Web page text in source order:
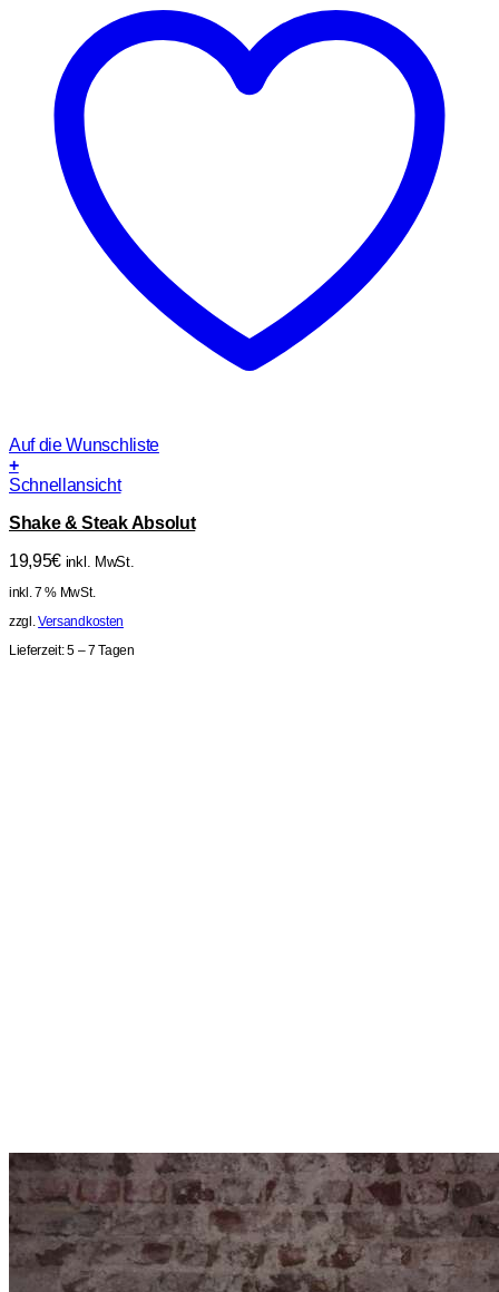
Auf die Wunschliste
+
Schnellansicht
Shake & Steak Absolut
19,95€ inkl. MwSt.
inkl. 7 % MwSt.
zzgl.Versandkosten
Lieferzeit:5 – 7 Tagen